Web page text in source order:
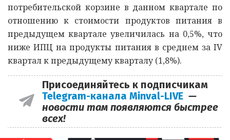
потребительской корзине в данном квартале по
отношению к стоимости продуктов питания в
предыдущем квартале увеличилась на 0,5%, что
ниже ИПЦ на продукты питания в среднем за IV
квартал к предыдущему кварталу (1,8%).
Присоединяйтесь к подписчикам
Telegram-канала Minval-LIVE —
новости там появляются быстрее
всех!